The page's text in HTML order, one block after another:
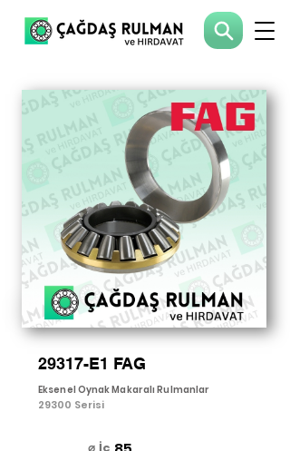
29317-E1 FAG
Eksenel Oynak Makaralı Rulmanlar
29300 Serisi